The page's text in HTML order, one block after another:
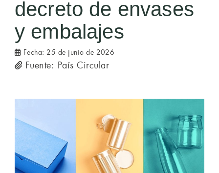
decreto de envases
y embalajes
Fecha: 25 de junio de 2026
Fuente: País Circular